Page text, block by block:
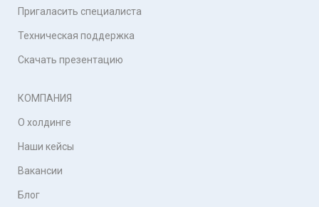
Пригаласить специалиста
Техническая поддержка
Скачать презентацию
КОМПАНИЯ
О холдинге
Наши кейсы
Вакансии
Блог